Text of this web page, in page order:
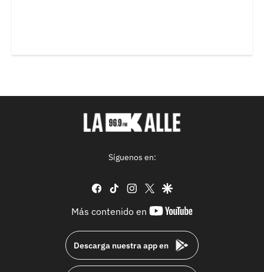
Síguenos en:
facebook
tiktok instagram
twittergoogle
Más contenido en
youtube-
Descarga nuestra app en